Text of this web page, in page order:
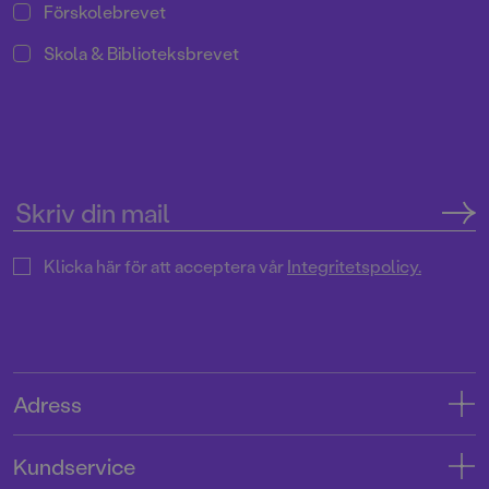
trilogi Bortbytingar. Och mycket,
fullmatad bokmånad!
Förskolebrevet
Skola & Biblioteksbrevet
Klicka här för att acceptera vårIntegritetspolicy.
Adress
Kundservice